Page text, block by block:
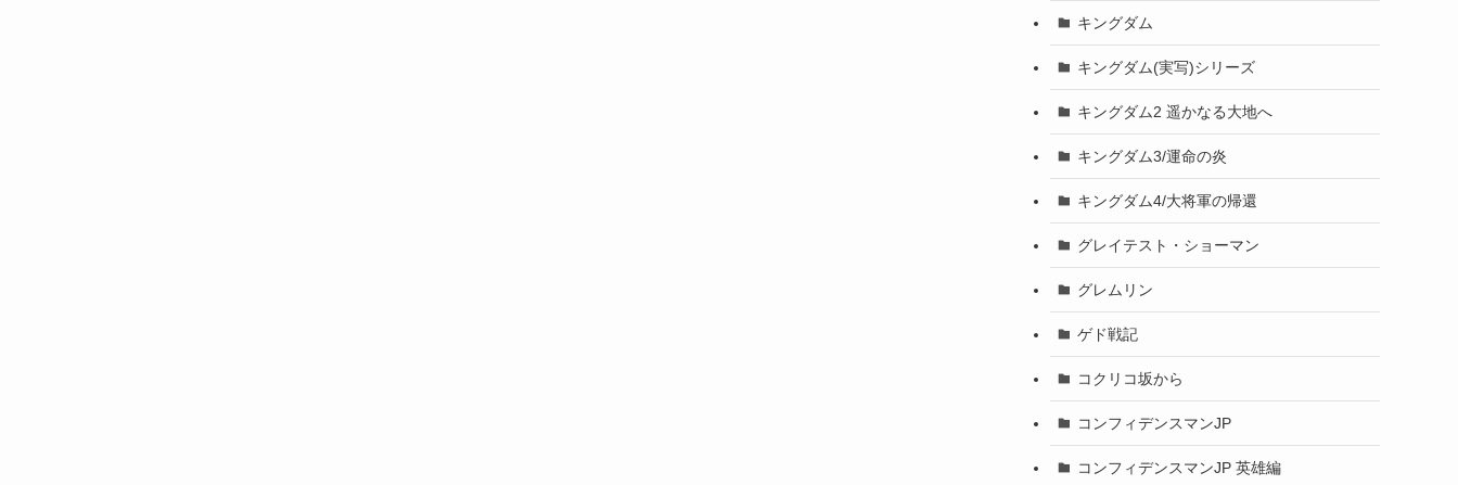
キングダム
キングダム(実写)シリーズ
キングダム2 遥かなる大地へ
キングダム3/運命の炎
キングダム4/大将軍の帰還
グレイテスト・ショーマン
グレムリン
ゲド戦記
コクリコ坂から
コンフィデンスマンJP
コンフィデンスマンJP 英雄編